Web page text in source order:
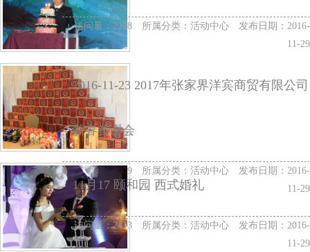
访问量：2258 所属分类： 活动中心 发布日期：2016-
11-29
2016-11-23 2017年张家界洋宾商贸有限公司
新春答谢会
访问量：2299 所属分类： 活动中心 发布日期：2016-
11-29
11月17 颐和园 西式婚礼
访问量：2413 所属分类： 活动中心 发布日期：2016-
11-29